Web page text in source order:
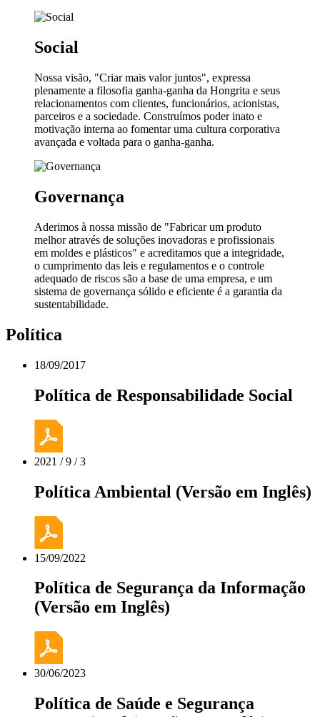
Social
Nossa visão, "Criar mais valor juntos", expressa
plenamente a filosofia ganha-ganha da Hongrita e seus
relacionamentos com clientes, funcionários, acionistas,
parceiros e a sociedade. Construímos poder inato e
motivação interna ao fomentar uma cultura corporativa
avançada e voltada para o ganha-ganha.
Governança
Aderimos à nossa missão de "Fabricar um produto
melhor através de soluções inovadoras e profissionais
em moldes e plásticos" e acreditamos que a integridade,
o cumprimento das leis e regulamentos e o controle
adequado de riscos são a base de uma empresa, e um
sistema de governança sólido e eficiente é a garantia da
sustentabilidade.
Política
18/09/2017
Política de Responsabilidade Social
2021 / 9 / 3
Política Ambiental (Versão em Inglês)
15/09/2022
Política de Segurança da Informação
(Versão em Inglês)
30/06/2023
Política de Saúde e Segurança